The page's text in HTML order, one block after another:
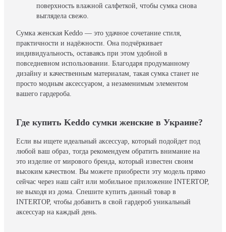
поверхность влажной салфеткой, чтобы сумка снова
выглядела свежо.
Сумка женская Keddo — это удачное сочетание стиля,
практичности и надёжности. Она подчёркивает
индивидуальность, оставаясь при этом удобной в
повседневном использовании. Благодаря продуманному
дизайну и качественным материалам, такая сумка станет не
просто модным аксессуаром, а незаменимым элементом
вашего гардероба.
Где купить Keddo сумки женские в Украине?
Если вы ищете идеальный аксессуар, который подойдет под
любой ваш образ, тогда рекомендуем обратить внимание на
это изделие от мирового бренда, который известен своим
высоким качеством. Вы можете приобрести эту модель прямо
сейчас через наш сайт или мобильное приложение INTERTOP,
не выходя из дома. Спешите купить данный товар в
INTERTOP, чтобы добавить в свой гардероб уникальный
аксессуар на каждый день.